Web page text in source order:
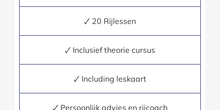
🗸 20 Rijlessen
🗸 Inclusief theorie cursus
🗸 Including leskaart
🗸 Persoonlijk advies en rijcoach